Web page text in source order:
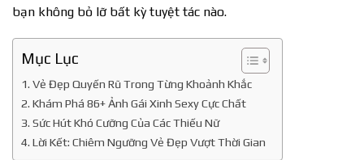
bạn không bỏ lỡ bất kỳ tuyệt tác nào.
Mục Lục
Vẻ Đẹp Quyến Rũ Trong Từng Khoảnh Khắc
Khám Phá 86+ Ảnh Gái Xinh Sexy Cực Chất
Sức Hút Khó Cưỡng Của Các Thiếu Nữ
Lời Kết: Chiêm Ngưỡng Vẻ Đẹp Vượt Thời Gian